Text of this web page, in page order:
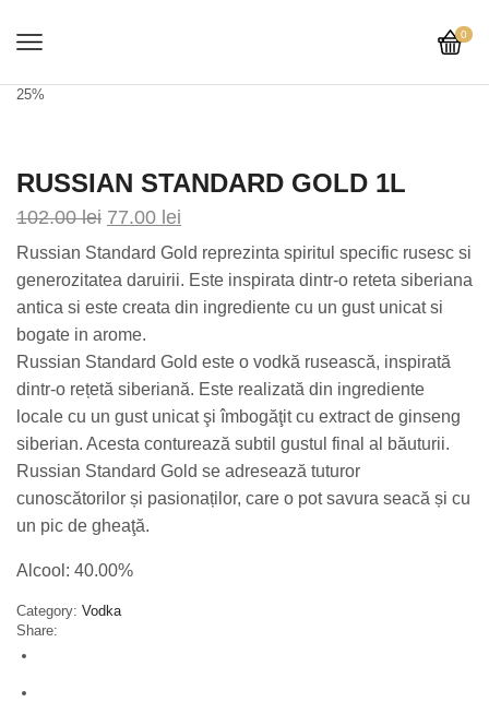
0
25%
RUSSIAN STANDARD GOLD 1L
102.00lei 77.00 lei
Russian Standard Gold reprezinta spiritul specific rusesc si
generozitatea daruirii. Este inspirata dintr-o reteta siberiana
antica si este creata din ingrediente cu un gust unicat si
bogate in arome.
Russian Standard Gold este o vodkă rusească, inspirată
dintr-o rețetă siberiană. Este realizată din ingrediente
locale cu un gust unicat şi îmbogăţit cu extract de ginseng
siberian. Acesta conturează subtil gustul final al băuturii.
Russian Standard Gold se adresează tuturor
cunoscătorilor și pasionaților, care o pot savura seacă și cu
un pic de gheaţă.
Alcool: 40.00%
Category: Vodka
Share: